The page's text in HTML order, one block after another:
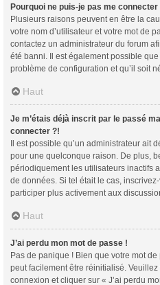
Pourquoi ne puis-je pas me connecter
Plusieurs raisons peuvent en être la
votre nom d’utilisateur et votre mot de
contactez un administrateur du forum
été banni. Il est également possible
problème de configuration et qu’il soit
Haut
Je m’étais déjà inscrit par le passé
connecter ?!
Il est possible qu’un administrateur ait
pour une quelconque raison. De plus,
périodiquement les utilisateurs inactifs
de données. Si tel était le cas,
participer plus activement aux
Haut
J’ai perdu mon mot de passe !
Pas de panique ! Bien que votre mot
peut facilement être réinitialisé.
connexion et cliquer sur « J’ai perdu